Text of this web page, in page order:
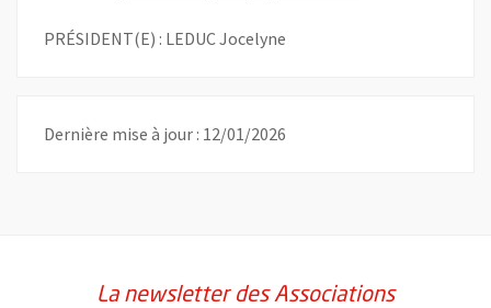
PRÉSIDENT(E) : LEDUC Jocelyne
Dernière mise à jour : 12/01/2026
La newsletter des Associations